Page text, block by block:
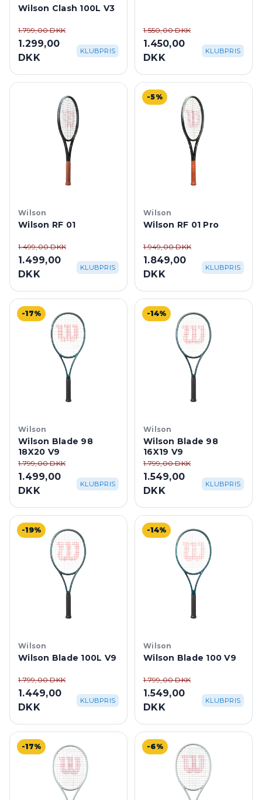
Wilson Clash 100L V3
1.799,00 DKK
1.299,00
DKK
KLUBPRIS
1.550,00 DKK
1.450,00
DKK
KLUBPRIS
Wilson
Wilson RF 01
1.499,00 DKK
1.499,00
DKK
KLUBPRIS
-5%
Wilson
Wilson RF 01 Pro
1.949,00 DKK
1.849,00
DKK
KLUBPRIS
-17%
Wilson
Wilson Blade 98
18X20 V9
1.799,00 DKK
1.499,00
DKK
KLUBPRIS
-14%
Wilson
Wilson Blade 98
16X19 V9
1.799,00 DKK
1.549,00
DKK
KLUBPRIS
-19%
Wilson
Wilson Blade 100L V9
1.799,00 DKK
1.449,00
DKK
KLUBPRIS
-14%
Wilson
Wilson Blade 100 V9
1.799,00 DKK
1.549,00
DKK
KLUBPRIS
-17% -6%